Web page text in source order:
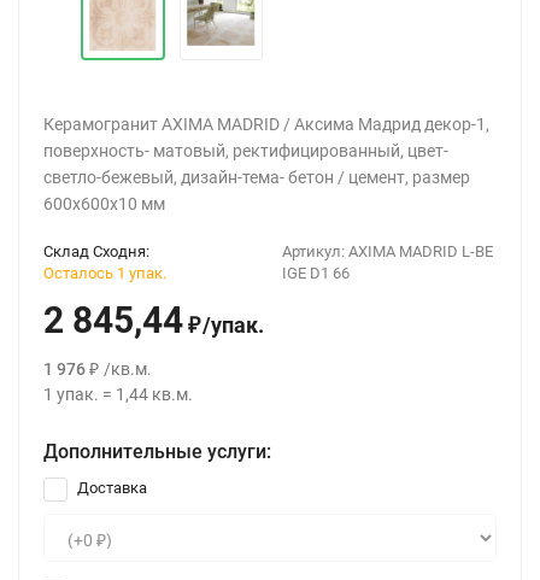
Керамогранит AXIMA MADRID / Аксима Мадрид декор-1,
поверхность- матовый, ректифицированный, цвет-
светло-бежевый, дизайн-тема- бетон / цемент, размер
600x600x10 мм
Артикул: AXIMA MADRID L-BE
IGE D1 66
Склад Сходня:
Осталось 1 упак.
2 845,44 ₽/упак.
1 976 ₽ /кв.м.
1 упак. = 1,44 кв.м.
Дополнительные услуги:
Доставка